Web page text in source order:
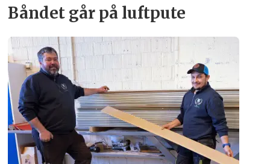
Båndet går på luftpute